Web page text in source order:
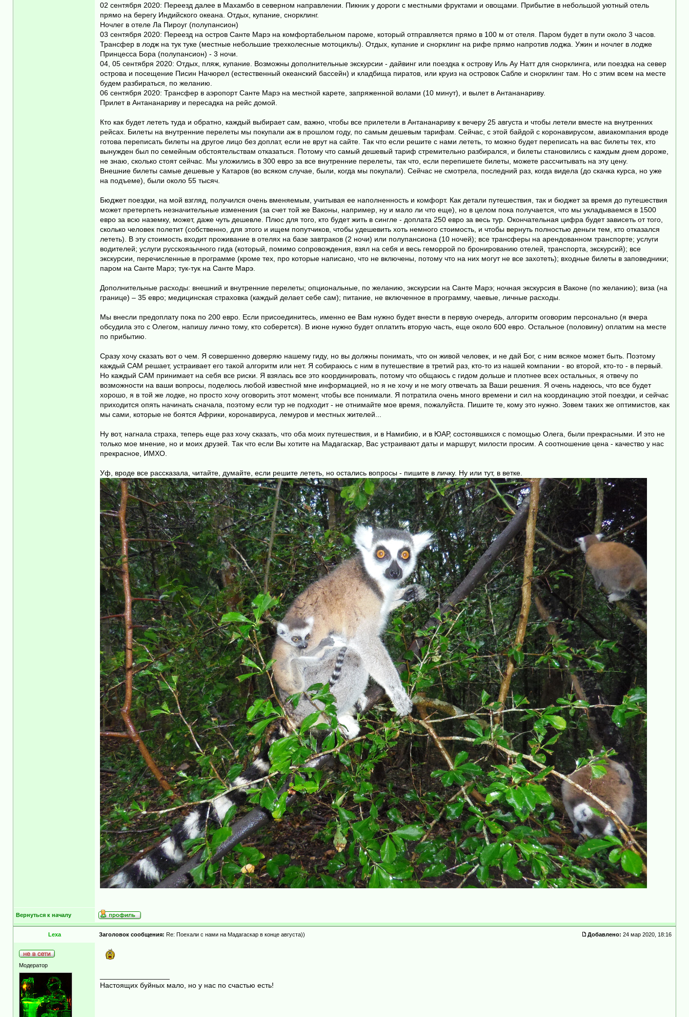
02 сентября 2020: Переезд далее в Махамбо в северном направлении. Пикник у дороги с местными фруктами и овощами. Прибытие в небольшой уютный отель
прямо на берегу Индийского океана. Отдых, купание, снорклинг.
Ночлег в отеле Ла Пироуг (полупансион)
03 сентября 2020: Переезд на остров Санте Марэ на комфортабельном пароме, который отправляется прямо в 100 м от отеля. Паром будет в пути около 3 часов.
Трансфер в лодж на тук туке (местные небольшие трехколесные мотоциклы). Отдых, купание и снорклинг на рифе прямо напротив лоджа. Ужин и ночлег в лодже
Принцесса Бора (полупансион) - 3 ночи.
04, 05 сентября 2020: Отдых, пляж, купание. Возможны дополнительные экскурсии - дайвинг или поездка к острову Иль Ау Натт для снорклинга, или поездка на север
острова и посещение Писин Начюрел (естественный океанский бассейн) и кладбища пиратов, или круиз на островок Сабле и снорклинг там. Но с этим всем на месте
будем разбираться, по желанию.
06 сентября 2020: Трансфер в аэропорт Санте Марэ на местной карете, запряженной волами (10 минут), и вылет в Антананариву.
Прилет в Антананариву и пересадка на рейс домой.
Кто как будет лететь туда и обратно, каждый выбирает сам, важно, чтобы все прилетели в Антананариву к вечеру 25 августа и чтобы летели вместе на внутренних
рейсах. Билеты на внутренние перелеты мы покупали аж в прошлом году, по самым дешевым тарифам. Сейчас, с этой байдой с коронавирусом, авиакомпания вроде
готова переписать билеты на другое лицо без доплат, если не врут на сайте. Так что если решите с нами лететь, то можно будет переписать на вас билеты тех, кто
вынужден был по семейным обстоятельствам отказаться. Потому что самый дешевый тариф стремительно разбирался, и билеты становились с каждым днем дороже,
не знаю, сколько стоят сейчас. Мы уложились в 300 евро за все внутренние перелеты, так что, если перепишете билеты, можете рассчитывать на эту цену.
Внешние билеты самые дешевые у Катаров (во всяком случае, были, когда мы покупали). Сейчас не смотрела, последний раз, когда видела (до скачка курса, но уже
на подъеме), были около 55 тысяч.
Бюджет поездки, на мой взгляд, получился очень вменяемым, учитывая ее наполненность и комфорт. Как детали путешествия, так и бюджет за время до путешествия
может претерпеть незначительные изменения (за счет той же Ваконы, например, ну и мало ли что еще), но в целом пока получается, что мы укладываемся в 1500
евро за всю наземку, может, даже чуть дешевле. Плюс для того, кто будет жить в сингле - доплата 250 евро за весь тур. Окончательная цифра будет зависеть от того,
сколько человек полетит (собственно, для этого и ищем попутчиков, чтобы удешевить хоть немного стоимость, и чтобы вернуть полностью деньги тем, кто отказался
лететь). В эту стоимость входит проживание в отелях на базе завтраков (2 ночи) или полупансиона (10 ночей); все трансферы на арендованном транспорте; услуги
водителей; услуги русскоязычного гида (который, помимо сопровождения, взял на себя и весь геморрой по бронированию отелей, транспорта, экскурсий); все
экскурсии, перечисленные в программе (кроме тех, про которые написано, что не включены, потому что на них могут не все захотеть); входные билеты в заповедники;
паром на Санте Марэ; тук-тук на Санте Марэ.
Дополнительные расходы: внешний и внутренние перелеты; опциональные, по желанию, экскурсии на Санте Марэ; ночная экскурсия в Ваконе (по желанию); виза (на
границе) – 35 евро; медицинская страховка (каждый делает себе сам); питание, не включенное в программу, чаевые, личные расходы.
Мы внесли предоплату пока по 200 евро. Если присоединитесь, именно ее Вам нужно будет внести в первую очередь, алгоритм оговорим персонально (я вчера
обсудила это с Олегом, напишу лично тому, кто соберется). В июне нужно будет оплатить вторую часть, еще около 600 евро. Остальное (половину) оплатим на месте
по прибытию.
Сразу хочу сказать вот о чем. Я совершенно доверяю нашему гиду, но вы должны понимать, что он живой человек, и не дай Бог, с ним всякое может быть. Поэтому
каждый САМ решает, устраивает его такой алгоритм или нет. Я собираюсь с ним в путешествие в третий раз, кто-то из нашей компании - во второй, кто-то - в первый.
Но каждый САМ принимает на себя все риски. Я взялась все это координировать, потому что общаюсь с гидом дольше и плотнее всех остальных, я отвечу по
возможности на ваши вопросы, поделюсь любой известной мне информацией, но я не хочу и не могу отвечать за Ваши решения. Я очень надеюсь, что все будет
хорошо, я в той же лодке, но просто хочу оговорить этот момент, чтобы все понимали. Я потратила очень много времени и сил на координацию этой поездки, и сейчас
приходится опять начинать сначала, поэтому если тур не подходит - не отнимайте мое время, пожалуйста. Пишите те, кому это нужно. Зовем таких же оптимистов, как
мы сами, которые не боятся Африки, коронавируса, лемуров и местных жителей...
Ну вот, нагнала страха, теперь еще раз хочу сказать, что оба моих путешествия, и в Намибию, и в ЮАР, состоявшихся с помощью Олега, были прекрасными. И это не
только мое мнение, но и моих друзей. Так что если Вы хотите на Мадагаскар, Вас устраивают даты и маршрут, милости просим. А соотношение цена - качество у нас
прекрасное, ИМХО.
Уф, вроде все рассказала, читайте, думайте, если решите лететь, но остались вопросы - пишите в личку. Ну или тут, в ветке.
Вернуться к началу
Lexa Заголовок сообщения: Re: Поехали с нами на Мадагаскар в конце августа)) Добавлено: 24 мар 2020, 18:16
Модератор
Настоящих буйных мало, но у нас по счастью есть!